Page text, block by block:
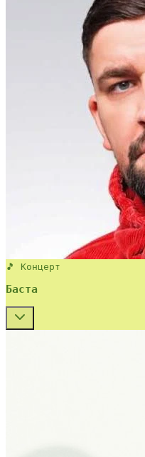
🎵 Концерт
Баста